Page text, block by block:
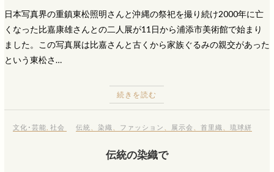
日本写真界の重鎮東松照明さんと沖縄の祭祀を撮り続け2000年に亡
くなった比嘉康雄さんとの二人展が11日から浦添市美術館で始まり
ました。この写真展は比嘉さんと古くから家族ぐるみの親交があった
という東松さ…
続きを読む
文化･芸能 社会 伝統 染織 ファッション 展示会 首里織 琉球絣
伝統の染織で